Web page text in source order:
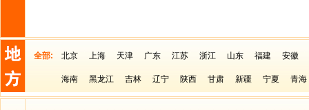
全部: 北京 上海 天津 广东 江苏 浙江 山东 福建 安徽
海南 黑龙江 吉林 辽宁 陕西 甘肃 新疆 宁夏 青海